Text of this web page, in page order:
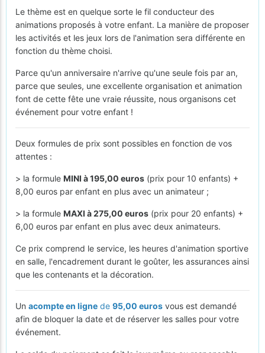
Le thème est en quelque sorte le fil conducteur des
animations proposés à votre enfant. La manière de proposer
les activités et les jeux lors de l'animation sera différente en
fonction du thème choisi.
Parce qu'un anniversaire n'arrive qu'une seule fois par an,
parce que seules, une excellente organisation et animation
font de cette fête une vraie réussite, nous organisons cet
événement pour votre enfant !
Deux formules de prix sont possibles en fonction de vos
attentes :
> la formule MINI à 195,00 euros (prix pour 10 enfants) +
8,00 euros par enfant en plus avec un animateur ;
> la formule MAXI à 275,00 euros (prix pour 20 enfants) +
6,00 euros par enfant en plus avec deux animateurs.
Ce prix comprend le service, les heures d'animation sportive
en salle, l'encadrement durant le goûter, les assurances ainsi
que les contenants et la décoration.
Un acompte en ligne de 95,00 euros vous est demandé
afin de bloquer la date et de réserver les salles pour votre
événement.